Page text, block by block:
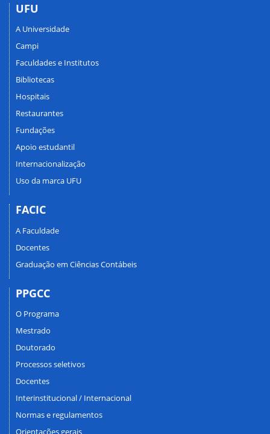
UFU
A Universidade
Campi
Faculdades e Institutos
Bibliotecas
Hospitais
Restaurantes
Fundações
Apoio estudantil
Internacionalização
Uso da marca UFU
FACIC
A Faculdade
Docentes
Graduação em Ciências Contábeis
PPGCC
O Programa
Mestrado
Doutorado
Processos seletivos
Docentes
Interinstitucional / Internacional
Normas e regulamentos
Orientações gerais